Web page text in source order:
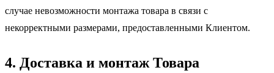
случае невозможности монтажа товара в связи с
некорректными размерами, предоставленными Клиентом.
4. Доставка и монтаж Товара